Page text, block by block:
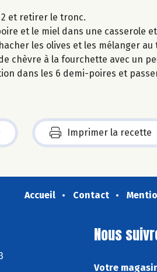
et retirer le tronc.
et le miel dans une casserole
les olives et les mélanger
chèvre à la fourchette avec un
dans les 6 demi-poires et
Imprimer la recette
Accueil Contact
Nous
Votre